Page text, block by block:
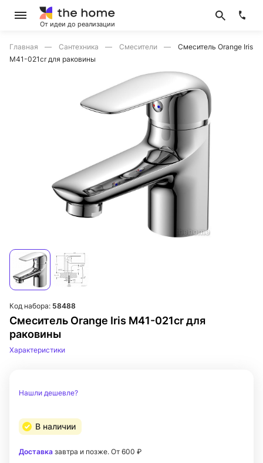
От идеи до реализации
Главная Сантехника Смесители
Смеситель Orange Iris
M41-021cr для раковины
Смеситель Orange Iris M41-021cr для
раковины
Код набора: 58488
Характеристики
Нашли дешевле?
В наличии
Доставка завтра и позже. От 600 ₽